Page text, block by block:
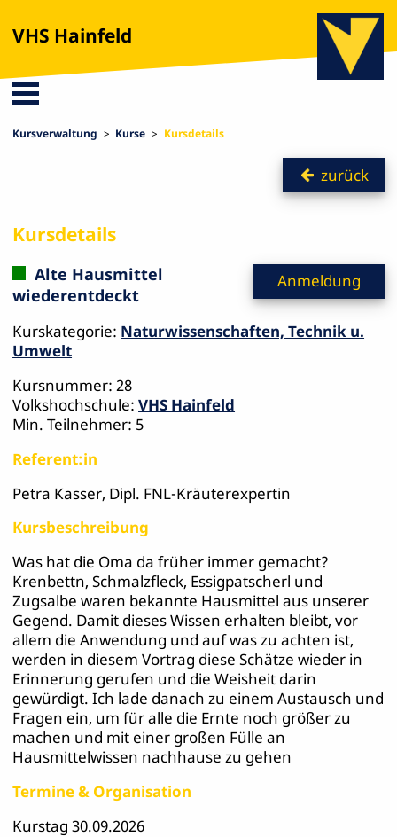
VHS Hainfeld
Kursverwaltung Kurse Kursdetails
zurück
Kursdetails
Anmeldung
Alte Hausmittel
wiederentdeckt
Kurskategorie: Naturwissenschaften, Technik u.
Umwelt
Kursnummer: 28
Volkshochschule:VHS Hainfeld
Min. Teilnehmer: 5
Referent:in
Petra Kasser, Dipl. FNL-Kräuterexpertin
Kursbeschreibung
Was hat die Oma da früher immer gemacht?
Krenbettn, Schmalzfleck, Essigpatscherl und
Zugsalbe waren bekannte Hausmittel aus unserer
Gegend. Damit dieses Wissen erhalten bleibt, vor
allem die Anwendung und auf was zu achten ist,
werden in diesem Vortrag diese Schätze wieder in
Erinnerung gerufen und die Weisheit darin
gewürdigt. Ich lade danach zu einem Austausch und
Fragen ein, um für alle die Ernte noch größer zu
machen und mit einer großen Fülle an
Hausmittelwissen nachhause zu gehen
Termine & Organisation
Kurstag 30.09.2026